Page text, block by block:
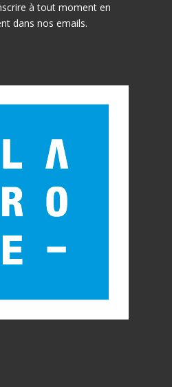
à tout moment en
dans nos emails.